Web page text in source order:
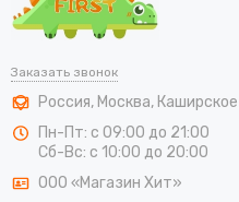
Заказать звонок
Россия, Москва,
Пн-Пт: с 09:00 до 21:00
Сб-Вс: с 10:00 до 20:00
ООО «Магазин Хит»